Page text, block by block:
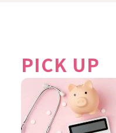
PICK UP